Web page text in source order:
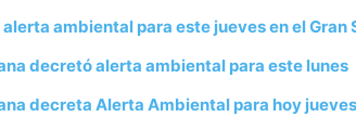
ambiental para este jueves en el Gran
decretó alerta ambiental para este lunes
decreta Alerta Ambiental para hoy